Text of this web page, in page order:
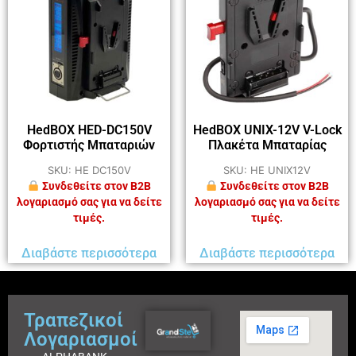
HedBOX HED-DC150V
Φορτιστής Μπαταριών
SKU: HE DC150V
Συνδεθείτε στον B2B
λογαριασμό σας για να δείτε
τιμές.
Διαβάστε περισσότερα
HedBOX UNIX-12V V-Lock
Πλακέτα Μπαταρίας
SKU: HE UNIX12V
Συνδεθείτε στον B2B
λογαριασμό σας για να δείτε
τιμές.
Διαβάστε περισσότερα
Τραπεζικοί
Λογαριασμοί